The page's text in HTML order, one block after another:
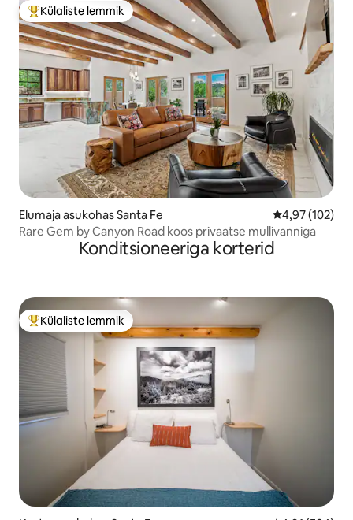
Külaliste suur lemmik
Külaliste lemmik
Elumaja asukohas Santa Fe Keskmine
4,97 (102)
Rare Gem by Canyon Road koos privaatse mullivanniga
Konditsioneeriga korterid
Külaliste suur lemmik
Külaliste lemmik